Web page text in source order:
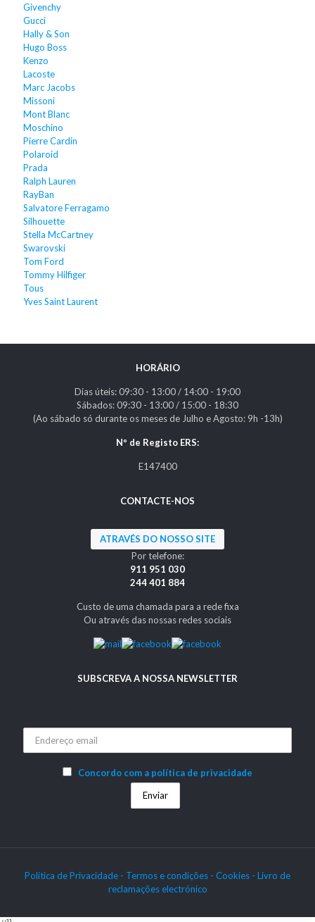
Givenchy
Gucci
Hally & Son
Hugo Boss
Kenzo
Lacoste
Marc Jacobs
Missoni
Mont Blanc
Moschino
Pierre Cardin
Polaroid
Prada
Ralph Lauren
RayBan
Salvatore Ferragamo
Silhouette
Stella McCartney
Swarovski
Tom Ford
Tommy Hilfiger
Tous
Yves Saint Laurent
HORÁRIO
Dias úteis: 09:30 - 13:00 / 14:00 - 19:00
Sábados: 09:30 - 13:00 / 15:00 - 18:30
(Ao sábado só durante os meses de Julho e Agosto: 9h -13h)
Nº de Registo ERS:
E147400
CONTACTE-NOS
ATRAVÉS DO NOSSO SITE
Por telefone:
911 951 030
244 401 884
Custo de uma chamada para a rede fixa
Ou através das nossas redes sociais
SUBSCREVA A NOSSA NEWSLETTER
Concordo com a política de privacidade
Política de Privacidade - Termos e condições - Cookies - Livro de
reclamações electrónico